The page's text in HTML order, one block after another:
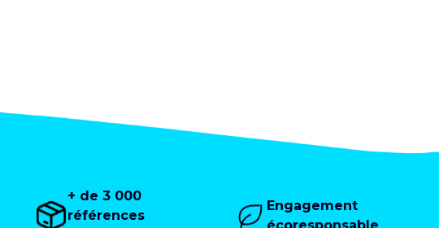
+ de 3 000
références
Engagement